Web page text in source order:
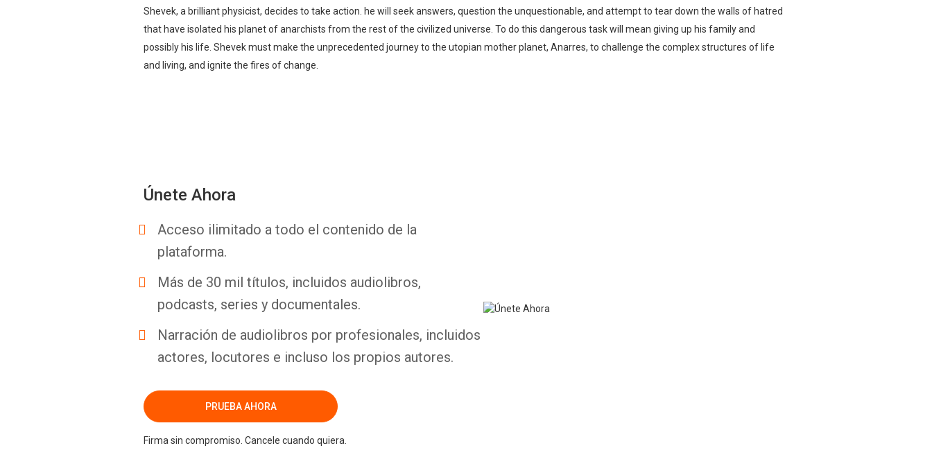
Shevek, a brilliant physicist, decides to take action. he will seek answers, question the unquestionable, and attempt to tear down the walls of hatred
that have isolated his planet of anarchists from the rest of the civilized universe. To do this dangerous task will mean giving up his family and
possibly his life. Shevek must make the unprecedented journey to the utopian mother planet, Anarres, to challenge the complex structures of life
and living, and ignite the fires of change.
Únete Ahora
Acceso ilimitado a todo el contenido de la
plataforma.
Más de 30 mil títulos, incluidos audiolibros,
podcasts, series y documentales.
Narración de audiolibros por profesionales, incluidos
actores, locutores e incluso los propios autores.
PRUEBA AHORA
Firma sin compromiso. Cancele cuando quiera.